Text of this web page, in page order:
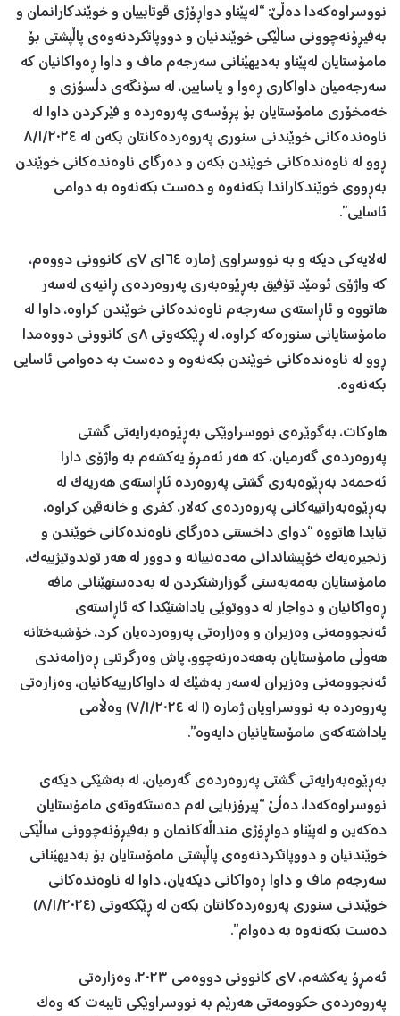
نووسراوەکەدا دەڵێ: “لەپێناو دواڕۆژی قوتابییان و خوێندکارانمان و
بەفیڕۆنەچوونی ساڵێکی خوێندنیان و دووپاتکردنەوەی پاڵپشتی بۆ
مامۆستایان لەپێناو بەدیهێنانی سەرجەم ماف و داوا ڕەواکانیان کە
سەرجەمیان داواکاری ڕەوا و یاسایین، لە سۆنگەی دڵسۆزی و
خەمخۆری مامۆستایان بۆ پڕۆسەی پەروەردە و فێرکردن داوا لە
ناوەندەکانی خوێندنی سنوری پەروەردەکانتان بکەن لە ٨/١/٢٠٢٤
ڕوو لە ناوەندەکانی خوێندن بکەن و دەرگای ناوەندەکانی خوێندن
بەڕووی خوێندکاراندا بکەنەوە و دەست بکەنەوە بە دوامی
ئاسایی”.
لەلایەکی دیکە و بە نووسراوی ژمارە ١٦٤ی ٧ی کانوونی دووەم،
کە واژۆی ئومێد تۆفیق بەڕێوەبەری پەروەردەی ڕانیەی لەسەر
هاتووە و ئاڕاستەی سەرجەم ناوەندەکانی خوێندن کراوە، داوا لە
مامۆستایانی سنورەکە کراوە، لە ڕێککەوتی ٨ی کانوونی دووەمدا
ڕوو لە ناوەندەکانی خوێندن بکەنەوە و دەست بە دەوامی ئاسایی
بکەنەوە.
هاوکات، بەگوێرەی نووسراوێکی بەڕێوەبەرایەتی گشتی
پەروەردەی گەرمیان، کە هەر ئەمڕۆ یەکشەم بە واژۆی دارا
ئەحمەد بەڕێوەبەری گشتی پەروەردە ئاڕاستەی هەریەک لە
بەڕێوەبەراتییەکانی پەروەردەی کەلار، کفری و خانەقین کراوە،
تیایدا هاتووە “دوای داخستنی دەرگای ناوەندەکانی خوێندن و
زنجیرەیەک خۆپیشاندانی مەدەنییانە و دوور لە هەر توندوتیژییەک،
مامۆستایان بەمەبەستی گوزارشتکردن لە بەدەستهێنانی مافە
ڕەواکانیان و دواجار لە دووتوێی یاداشتێکدا کە ئاڕاستەی
ئەنجوومەنی وەزیران و وەزارەتی پەروەردەیان کرد، خۆشبەختانە
هەوڵی مامۆستایان بەهەدەرنەچوو، پاش وەرگرتنی ڕەزامەندی
ئەنجوومەنی وەزیران لەسەر بەشێک لە داواکارییەکانیان، وەزارەتی
پەروەردە بە نووسراویان ژمارە (١ لە ٧/١/٢٠٢٤) وەڵامی
یاداشتەکەی مامۆستایانیان دایەوە”.
بەڕێوەبەرایەتی گشتی پەروەردەی گەرمیان، لە بەشێکی دیکەی
نووسراوەکەدا، دەڵێ “پیرۆزبایی لەم دەستکەوتەی مامۆستایان
دەکەین و لەپێناو دواڕۆژی منداڵەکانمان و بەفیڕۆنەچوونی ساڵێکی
خوێندنیان و دووپاتکردنەوەی پاڵپشتی مامۆستایان بۆ بەدیهێنانی
سەرجەم ماف و داوا ڕەواکانی دیکەیان، داوا لە ناوەندەکانی
خوێندنی سنوری پەروەردەکانتان بکەن لە ڕێککەوتی (٨/١/٢٠٢٤)
دەست بکەنەوە بە دەوام”.
ئەمڕۆ یەکشەم، ٧ی کانوونی دووەمی ٢٠٢٣، وەزارەتی
پەروەردەی حکوومەتی هەرێم بە نووسراوێکی تایبەت کە وەک